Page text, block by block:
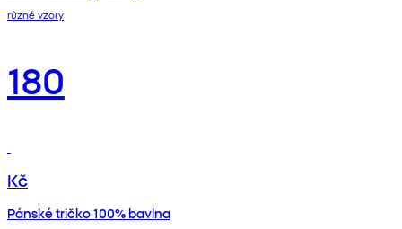
různé vzory
180
Kč
Pánské tričko 100% bavlna